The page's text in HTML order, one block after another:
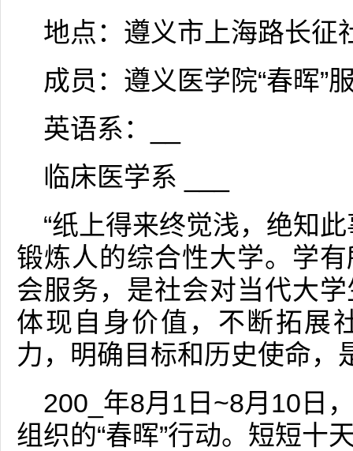
地点：遵义市上海路长征
成员：遵义医学院“春晖”
英语系：__
临床医学系 ___
“纸上得来终觉浅，绝知
锻炼人的综合性大学。学
会服务，是社会对当代大
体现自身价值，不断拓展
力，明确目标和历史使命，
200_年8月1日~8月10日
组织的“春晖”行动。短短十